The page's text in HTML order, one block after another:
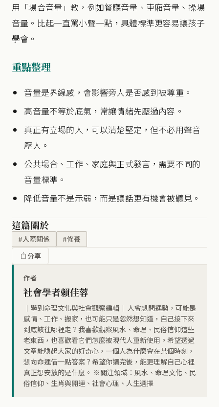
用「場合音量」教，例如餐廳音量、車廂音量、操場
音量。比起一直罵小聲一點，具體標準更容易讓孩子
學會。
重點整理
音量是界線感，會影響旁人是否感到被尊重。
高音量不等於底氣，常讓情緒先壓過內容。
真正有立場的人，可以清楚堅定，但不必用聲音
壓人。
公共場合、工作、家庭與正式發言，需要不同的
音量標準。
降低音量不是示弱，而是讓話更有機會被聽見。
這篇關於
#人際關係
#修養
分享
作者
社會學者賴佳蓉
｜學到命理文化與社會觀察編輯｜ 人會想問運勢，可能是
感情、工作、搬家，也可能只是忽然想知道，自己接下來
到底該往哪裡走？我喜歡觀察風水、命理、民俗信仰這些
老東西，也喜歡看它們怎麼被現代人重新使用。希望透過
文章能喚起大家的好奇心，一個人為什麼會在某個時刻，
想向命運借一點答案？希望你讀完後，能更理解自己心裡
真正想安放的是什麼。 ※關注領域：風水、命理文化、民
俗信仰、生肖與開運、社會心理、人生選擇